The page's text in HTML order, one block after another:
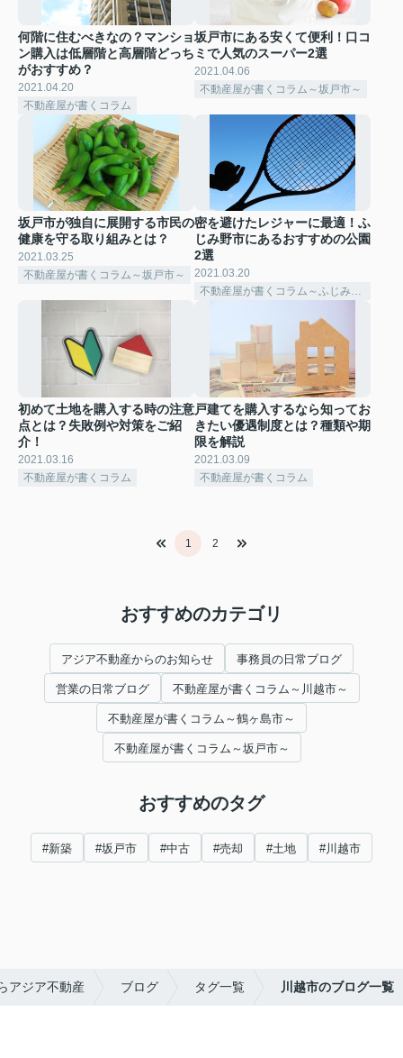
何階に住むべきなの？マンショ
ン購入は低層階と高層階どっち
がおすすめ？
2021.04.20
不動産屋が書くコラム
坂戸市にある安くて便利！口コ
ミで人気のスーパー2選
2021.04.06
不動産屋が書くコラム～坂戸市～
坂戸市が独自に展開する市民の
健康を守る取り組みとは？
2021.03.25
不動産屋が書くコラム～坂戸市～
密を避けたレジャーに最適！ふ
じみ野市にあるおすすめの公園
2選
2021.03.20
不動産屋が書くコラム～ふじみ野市～
初めて土地を購入する時の注意
点とは？失敗例や対策をご紹
介！
2021.03.16
不動産屋が書くコラム
戸建てを購入するなら知ってお
きたい優遇制度とは？種類や期
限を解説
2021.03.09
不動産屋が書くコラム
1 2
おすすめのカテゴリ
アジア不動産からのお知らせ 事務員の日常ブログ
営業の日常ブログ 不動産屋が書くコラム～川越市～
不動産屋が書くコラム～鶴ヶ島市～
不動産屋が書くコラム～坂戸市～
おすすめのタグ
#新築 #坂戸市 #中古 #売却 #土地 #川越市
アジア不動産 ブログ タグ一覧 川越市のブログ一覧